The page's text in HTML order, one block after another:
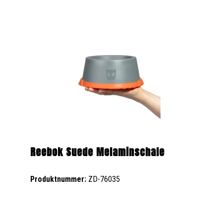
Reebok Suede Melaminschale
Produktnummer: ZD-76035